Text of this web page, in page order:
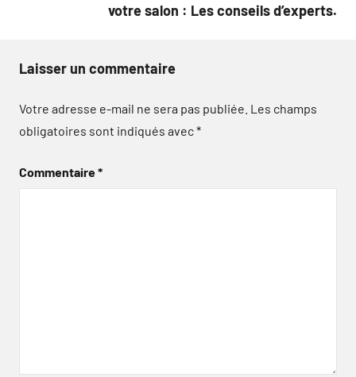
votre salon : Les conseils d’experts.
Laisser un commentaire
Votre adresse e-mail ne sera pas publiée. Les champs
obligatoires sont indiqués avec*
Commentaire*